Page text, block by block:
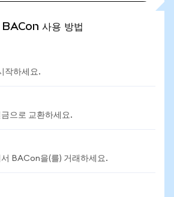
사용 방법
작하세요.
으로 교환하세요.
BACon을(를) 거래하세요.